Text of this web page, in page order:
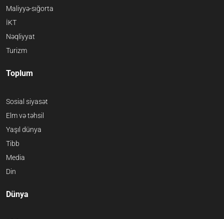
Maliyyə-sığorta
İKT
Nəqliyyat
Turizm
Toplum
Sosial siyasət
Elm və təhsil
Yaşıl dünya
Tibb
Media
Din
Dünya